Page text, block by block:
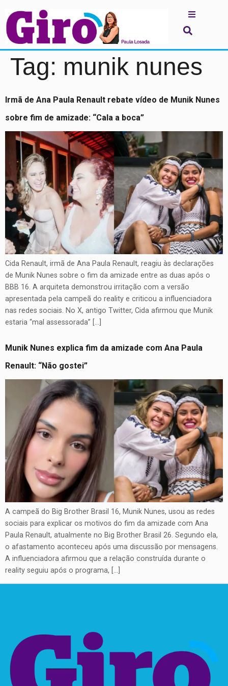
Tag: munik nunes
Irmã de Ana Paula Renault rebate vídeo de Munik Nunes
sobre fim de amizade: “Cala a boca”
Cida Renault, irmã de Ana Paula Renault, reagiu às declarações
de Munik Nunes sobre o fim da amizade entre as duas após o
BBB 16. A arquiteta demonstrou irritação com a versão
apresentada pela campeã do reality e criticou a influenciadora
nas redes sociais. No X, antigo Twitter, Cida afirmou que Munik
estaria “mal assessorada” […]
Munik Nunes explica fim da amizade com Ana Paula
Renault: “Não gostei”
A campeã do Big Brother Brasil 16, Munik Nunes, usou as redes
sociais para explicar os motivos do fim da amizade com Ana
Paula Renault, atualmente no Big Brother Brasil 26. Segundo ela,
o afastamento aconteceu após uma discussão por mensagens.
A influenciadora afirmou que a relação construída durante o
reality seguiu após o programa, […]